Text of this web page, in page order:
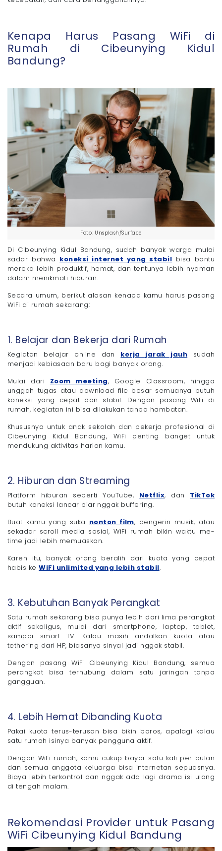
- 4. Layanan Pelanggan yang Responsif
- 5. Perhatikan Biaya Tambahan
Belum Pasang WiFi di Cibeunying Kidul Bandung?
Saatnya Pakai Megavision!
Kenapa Harus Pasang WiFi di
Rumah di Cibeunying Kidul
Bandung?
Foto: Unsplash/Surface
Di Cibeunying Kidul Bandung, sudah banyak warga mulai
sadar bahwa koneksi internet yang stabil bisa bantu
mereka lebih produktif, hemat, dan tentunya lebih nyaman
dalam menikmati hiburan.
Secara umum, berikut alasan kenapa kamu harus pasang
WiFi di rumah sekarang:
1. Belajar dan Bekerja dari Rumah
Kegiatan belajar online dan kerja jarak jauh sudah
menjadi kebiasaan baru bagi banyak orang.
Mulai dari Zoom meeting, Google Classroom, hingga
unggah tugas atau download file besar semuanya butuh
koneksi yang cepat dan stabil. Dengan pasang WiFi di
rumah, kegiatan ini bisa dilakukan tanpa hambatan.
Khususnya untuk anak sekolah dan pekerja profesional di
Cibeunying Kidul Bandung, WiFi penting banget untuk
mendukung aktivitas harian kamu.
2. Hiburan dan Streaming
Platform hiburan seperti YouTube, Netflix, dan TikTok
butuh koneksi lancar biar nggak buffering.
Buat kamu yang suka nonton film, dengerin musik, atau
sekadar scroll media sosial, WiFi rumah bikin waktu me-
time jadi lebih memuaskan.
Karen itu, banyak orang beralih dari kuota yang cepat
habis keWiFi unlimited yang lebih stabil.
3. Kebutuhan Banyak Perangkat
Satu rumah sekarang bisa punya lebih dari lima perangkat
aktif sekaligus, mulai dari smartphone, laptop, tablet,
sampai smart TV. Kalau masih andalkan kuota atau
tethering dari HP, biasanya sinyal jadi nggak stabil.
Dengan pasang WiFi Cibeunying Kidul Bandung, semua
perangkat bisa terhubung dalam satu jaringan tanpa
gangguan.
4. Lebih Hemat Dibanding Kuota
Pakai kuota terus-terusan bisa bikin boros, apalagi kalau
satu rumah isinya banyak pengguna aktif.
Dengan WiFi rumah, kamu cukup bayar satu kali per bulan
dan semua anggota keluarga bisa internetan sepuasnya.
Biaya lebih terkontrol dan nggak ada lagi drama isi ulang
di tengah malam.
Rekomendasi Provider untuk Pasang
WiFi Cibeunying Kidul Bandung